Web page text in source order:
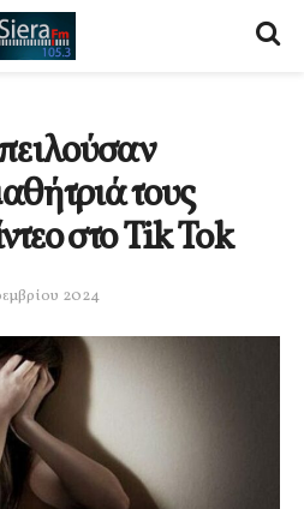
τους
στο Tik Tok
2024